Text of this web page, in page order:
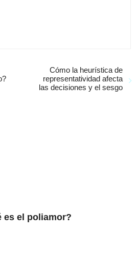
Cómo la heurística de
representatividad afecta
las decisiones y el sesgo
es el poliamor?